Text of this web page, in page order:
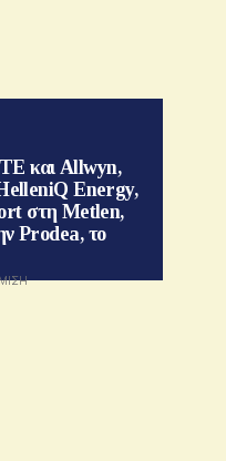
και Allwyn,
Energy,
στη Metlen,
Prodea, το